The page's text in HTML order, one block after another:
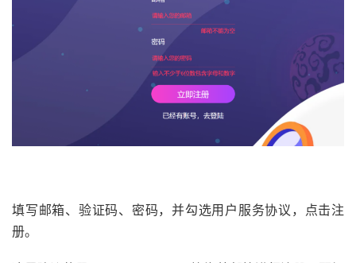
填写邮箱、验证码、密码，并勾选用户服务协议，点击注
册。